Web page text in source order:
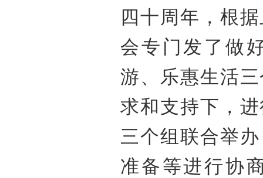
四十周年，根
会专门发了做
游、乐惠生活
求和支持下，
三个组联合举
准备等进行协